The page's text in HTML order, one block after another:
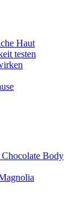
Haut
testen
Body